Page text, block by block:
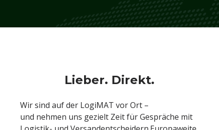
Lieber. Direkt.
Wir sind auf der LogiMAT vor Ort –
und nehmen uns gezielt Zeit für Gespräche mit